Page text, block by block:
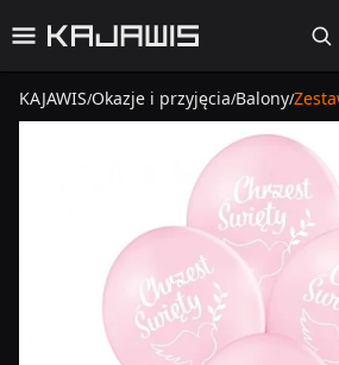
KAJAWIS/Okazje i przyjęcia/Balony/